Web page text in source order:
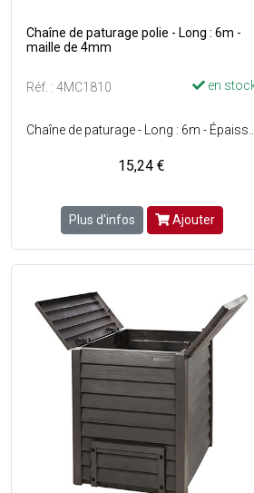
Chaîne de paturage polie - Long : 6m -
maille de 4mm
Réf. : 4MC1810 en
15,24 €
Plus d'infos Ajouter